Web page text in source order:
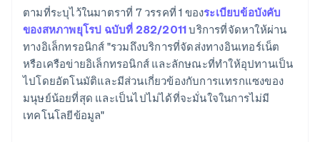
ตามที่ระบุไว้ในมาตราที่ 7 วรรคที่ 1 ของระเบียบข้อบังคับ
ของสหภาพยุโรป ฉบับที่ 282/2011บริการที่จัดหาให้ผ่าน
ทางอิเล็กทรอนิกส์ "รวมถึงบริการที่จัดส่งทางอินเทอร์เน็ต
หรือเครือข่ายอิเล็กทรอนิกส์ และลักษณะที่ทําให้อุปทานเป็น
ไปโดยอัตโนมัติและมีส่วนเกี่ยวข้องกับการแทรกแซงของ
มนุษย์น้อยที่สุด และเป็นไปไม่ได้ที่จะมั่นใจในการไม่มี
เทคโนโลยีข้อมูล"